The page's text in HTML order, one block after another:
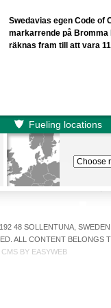
Swedavias egen Code of
markarrende på Bromma
räknas fram till att vara
Fueling locations
48 SOLLENTUNA,
ALL CONTENT
CMS BY EASYWEB